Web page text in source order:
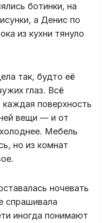
ботинки, на
а Денис по
из кухни тянуло
так, будто её
глаз. Всё
каждая поверхность
вещи — и от
Мебель
но из комнат
ночевать
спрашивала
иногда понимают